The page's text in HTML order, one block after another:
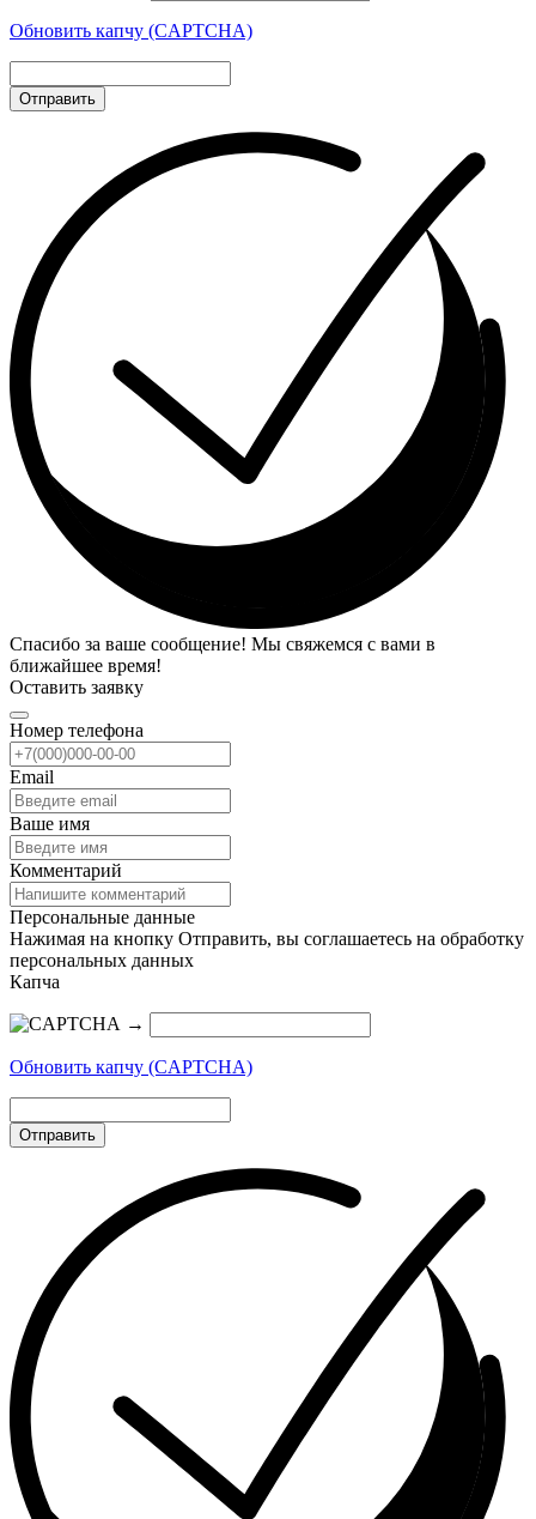
Обновить капчу (CAPTCHA)
Отправить
Спасибо за ваше сообщение! Мы свяжемся с вами в
ближайшее время!
Оставить заявку
Номер телефона
Email
Ваше имя
Комментарий
Персональные данные
Нажимая на кнопку Отправить, вы соглашаетесь на обработку
персональных данных
Капча
→
Обновить капчу (CAPTCHA)
Отправить